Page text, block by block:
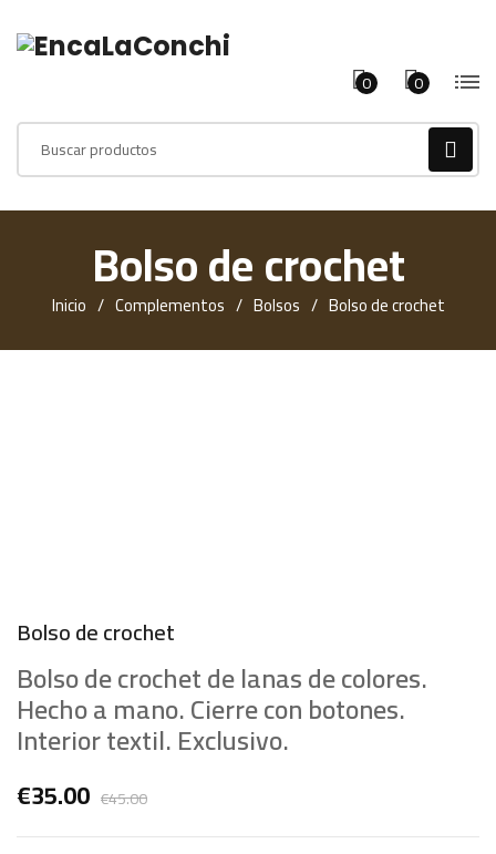
search
0 0
Bolso de crochet
Inicio Complementos Bolsos Bolso de crochet
Bolso de crochet
Bolso de crochet de lanas de colores.
Hecho a mano. Cierre con botones.
Interior textil. Exclusivo.
€45.00
El
precio
original
€35.00
El
precio
actual